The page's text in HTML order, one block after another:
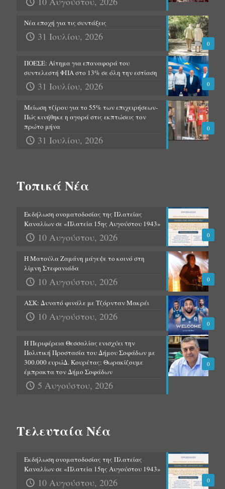
0
Νέα εποχή για τις συντάξεις
31 Ιουλίου, 2026
0
ΠΟΕΣΕ: Αίτημα για επαναφορά του
συντελεστή ΦΠΑ στο 13% σε όλη την εστίαση
31 Ιουλίου, 2026
0
Μείωση τζίρου για το 55% των επιχειρήσεων-
Πώς κινήθηκε η αγορά στις εκπτώσεις τον
πρώτο μήνα
31 Ιουλίου, 2026
Τοπικά Νέα
0
Εκδήλωση ονοματοδοσίας της Πλατείας
Καναλίων σε «Πλατεία 15ης Αυγούστου 1943»
10 Αυγούστου, 2026
0
Η Ματούλα Ζαμάνη μάγεψε το κοινό στη
λίμνη Στεφανιάδα
10 Αυγούστου, 2026
0
ΑΣΚ: Δυνατό φινάλε με Τζόρνταν Μακρέι
10 Αυγούστου, 2026
0
Η Περιφέρεια Θεσσαλίας ενισχύει την
Πολιτική Προστασία του Δήμου Σοφάδων με
300.000 ευρώΔ. Κουρέτας: Θωρακίζουμε
έμπρακτα τον Δήμο Σοφάδων
5 Αυγούστου, 2026
Τελευταία Νέα
0
Εκδήλωση ονοματοδοσίας της Πλατείας
Καναλίων σε «Πλατεία 15ης Αυγούστου 1943»
10 Αυγούστου, 2026